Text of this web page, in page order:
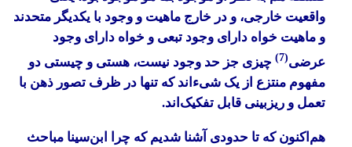
واقعیت خارجی، و در خارج ماهیت و وجود با یکدیگر متحدند
و ماهیت خواه دارای وجود تبعی و خواه دارای وجود
عرضی(7)
چیزی جز حد وجود نیست، هستی و چیستی دو
مفهوم منتزع از یک شی‌ءاند که تنها در ظرف تصور ذهن با
تعمل و ریزبینی قابل تفکیک‌اند.
هم‌اکنون که تا حدودی آشنا شدیم که چرا ابن‌سینا مباحث